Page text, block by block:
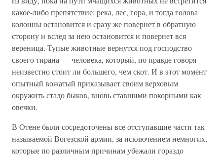
какое-либо препятствие: река, лес, гора, и тогда голова
колонны остановится и сразу же повернет в обратную
сторону и вслед за нею остановится и повернет вся
вереница. Тупые животные вернутся под господство
своего тирана — человека, который, по правде говоря
неизвестно стоит ли большего, чем скот. И в этот момент
опытный вожатый приказывает своим верховым
окружить стадо быков, вновь ставшими покорными как
овечки.
В Отене были сосредоточены все отступавшие части так
называемой Вогезской армии, за исключением немногих,
которые по различным причинам убежали гораздо